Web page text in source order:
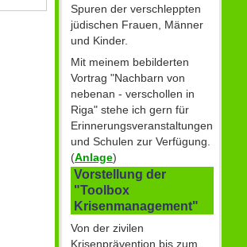
Spuren der verschleppten
jüdischen Frauen, Männer
und Kinder.
Mit meinem bebilderten
Vortrag "Nachbarn von
nebenan - verschollen in
Riga" stehe ich gern für
Erinnerungsveranstaltungen
und Schulen zur Verfügung.
(Anlage)
Vorstellung der
"Toolbox
Krisenmanagement"
Von der zivilen
Krisenprävention bis zum